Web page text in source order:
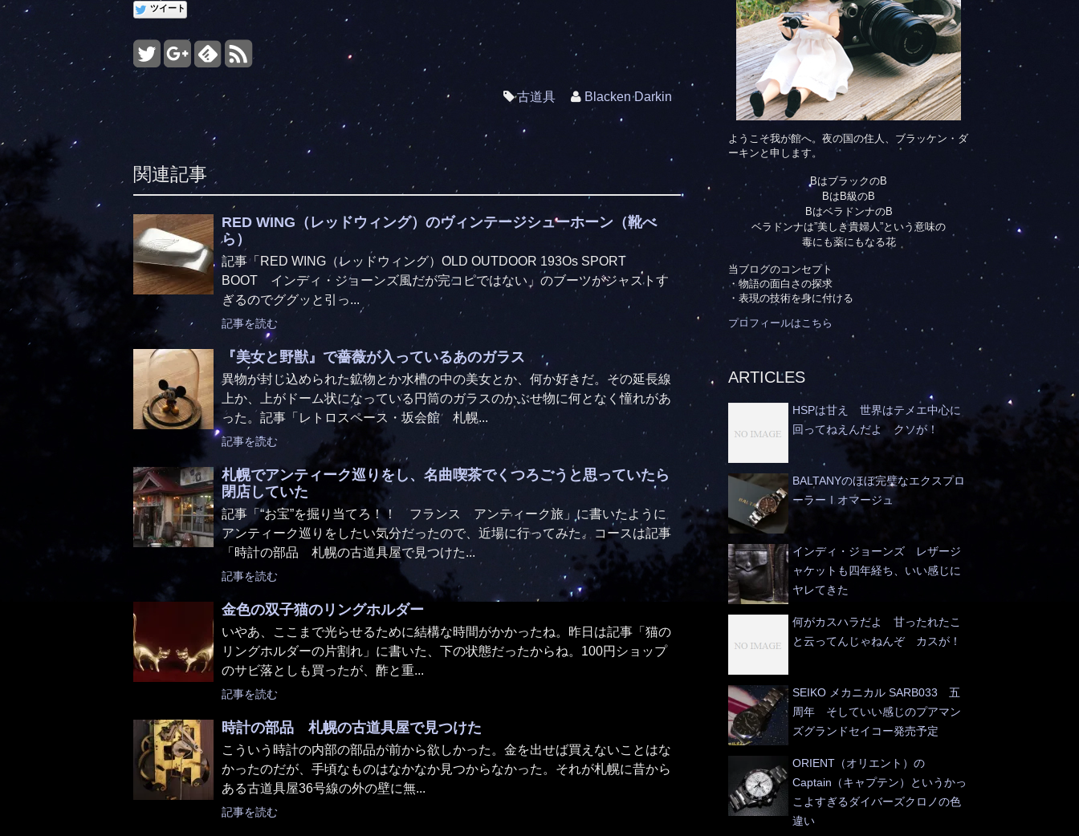
ツイート
古道具 Blacken Darkin
関連記事
RED WING（レッドウィング）のヴィンテージシューホーン（靴べ
ら）
記事「RED WING（レッドウィング）OLD OUTDOOR 193Os SPORT
BOOT インディ・ジョーンズ風だが完コピではない」のブーツがジャストす
ぎるのでググッと引っ...
記事を読む
『美女と野獣』で薔薇が入っているあのガラス
異物が封じ込められた鉱物とか水槽の中の美女とか、何か好きだ。その延長線
上か、上がドーム状になっている円筒のガラスのかぶせ物に何となく憧れがあ
った。記事「レトロスペース・坂会館 札幌...
記事を読む
札幌でアンティーク巡りをし、名曲喫茶でくつろごうと思っていたら
閉店していた
記事「“お宝”を掘り当てろ！！ フランス アンティーク旅」に書いたように
アンティーク巡りをしたい気分だったので、近場に行ってみた。コースは記事
「時計の部品 札幌の古道具屋で見つけた...
記事を読む
金色の双子猫のリングホルダー
いやあ、ここまで光らせるために結構な時間がかかったね。昨日は記事「猫の
リングホルダーの片割れ」に書いた、下の状態だったからね。100円ショップ
のサビ落としも買ったが、酢と重...
記事を読む
時計の部品 札幌の古道具屋で見つけた
こういう時計の内部の部品が前から欲しかった。金を出せば買えないことはな
かったのだが、手頃なものはなかなか見つからなかった。それが札幌に昔から
ある古道具屋36号線の外の壁に無...
記事を読む
ようこそ我が館へ。夜の国の住人、ブラッケン・ダ
ーキンと申します。
BはブラックのB
BはB級のB
BはベラドンナのB
ベラドンナは”美しき貴婦人”という意味の
毒にも薬にもなる花
当ブログのコンセプト
・物語の面白さの探求
・表現の技術を身に付ける
プロフィールはこちら
ARTICLES
HSPは甘え 世界はテメエ中心に
回ってねえんだよ クソが！
BALTANYのほぼ完璧なエクスプロ
ーラーⅠオマージュ
インディ・ジョーンズ レザージ
ャケットも四年経ち、いい感じに
ヤレてきた
何がカスハラだよ 甘ったれたこ
と云ってんじゃねんぞ カスが！
SEIKO メカニカル SARB033 五
周年 そしていい感じのプアマン
ズグランドセイコー発売予定
ORIENT（オリエント）の
Captain（キャプテン）というかっ
こよすぎるダイバーズクロノの色
違い